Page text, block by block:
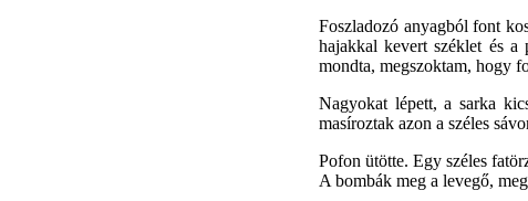
Foszladozó anyagból font
hajakkal kevert széklet és a
mondta, megszoktam, hogy
Nagyokat lépett, a sarka
masíroztak azon a széles
Pofon ütötte. Egy széles
A bombák meg a levegő,